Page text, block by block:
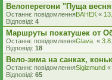
Велоперегони "Пуща
Останнє повідомленняВАНЕК «
Відповіді: 4
Маршруты покатушек от
Останнє повідомленняGlava. «
Відповіді: 18
Вело-зима на санках,
Останнє повідомленняSigizmund «
Відповіді: 65